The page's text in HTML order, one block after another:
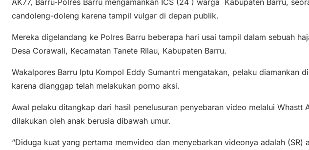
AK77, Barru-Polres Barru mengamankan ICS (24 ) warga Kabupaten Barru,
candoleng-doleng karena tampil vulgar di depan publik.
Mereka digelandang ke Polres Barru beberapa hari usai tampil dalam sebuah
Desa Corawali, Kecamatan Tanete Rilau, Kabupaten Barru.
Wakalpores Barru Iptu Kompol Eddy Sumantri mengatakan, pelaku diamankan
karena dianggap telah melakukan porno aksi.
Awal pelaku ditangkap dari hasil penelusuran penyebaran video melalui Whastt
dilakukan oleh anak berusia dibawah umur.
“Diduga kuat yang pertama memvideo dan menyebarkan videonya adalah (SR)